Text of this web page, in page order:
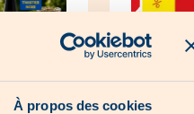
À propos des cookies